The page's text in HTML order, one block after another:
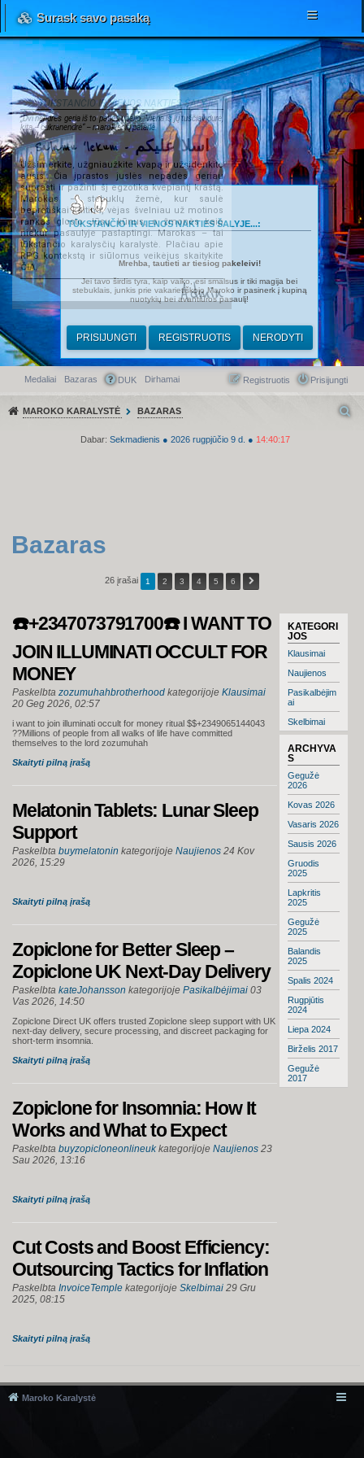
Surask savo pasaką
TŪKSTANČIO IR VIENOS NAKTIES ŠALYJE...
„Dvi nendrės geria iš to paties upelio. Viena iš jų tuščiavidurė,
kita – cukranendrė“ – marokiečių patarlė.
Salamu 'lekum - اسلا عليكم
Užsimerkite, užgniaužkite kvapą ir užsidenkite
ausis. Čia įprastos juslės nepadės geriau
suprasti ir pažinti šį egzotika kvepiantį kraštą.
Marokas – stebuklų žemė, kur saulė
beprotiškai kaitina, vėjas švelniau už motinos
rankas glosto Jūsų kūnus, o žmonės kaip
niekur pasaulyje paslaptingi. Marokas – tai
tūkstančio karalysčių karalystė. Plačiau apie
RPG kontekstą ir siūlomus veikėjus skaitykite
ČIA.
Admin
Greitasis meniu
Medaliai Bazaras DUK Dirhamai Prisijungti
Registruotis
MAROKO KARALYSTĖ BAZARAS
Dabar: Sekmadienis ● 2026 rugpjūčio 9 d. ● 14:40:17
TŪKSTANČIO IR VIENOS NAKTIES ŠALYJE...:
Mrehba, tautieti ar tiesiog pakeleivi!
Jei tavo širdis tyra, kaip vaiko, esi smalsus ir tiki magija bei
stebuklais, junkis prie vakarietiškojo Maroko ir pasinerk į kupiną
nuotykių bei avantiūros pasaulį!
PRISIJUNGTI REGISTRUOTIS NERODYTI
Bazaras
26 įrašai 1 2 3 4 5 6
KATEGORI
JOS
Klausimai
Naujienos
Pasikalbėjim
ai
Skelbimai
ARCHYVA
S
Gegužė
2026
Kovas 2026
Vasaris 2026
Sausis 2026
Gruodis
2025
Lapkritis
2025
Gegužė
2025
Balandis
2025
Spalis 2024
Rugpjūtis
2024
Liepa 2024
Birželis 2017
Gegužė
2017
☎️+2347073791700☎️ I WANT TO
JOIN ILLUMINATI OCCULT FOR
MONEY
Paskelbta zozumuhahbrotherhood kategorijoje Klausimai
20 Geg 2026, 02:57
i want to join illuminati occult for money ritual $$+2349065144043
??Millions of people from all walks of life have committed
themselves to the lord zozumuhah
Skaityti pilną įrašą
Melatonin Tablets: Lunar Sleep
Support
Paskelbta buymelatonin kategorijoje Naujienos 24 Kov
2026, 15:29
Skaityti pilną įrašą
Zopiclone for Better Sleep –
Zopiclone UK Next-Day Delivery
Paskelbta kateJohansson kategorijoje Pasikalbėjimai 03
Vas 2026, 14:50
Zopiclone Direct UK offers trusted Zopiclone sleep support with UK
next-day delivery, secure processing, and discreet packaging for
short-term insomnia.
Skaityti pilną įrašą
Zopiclone for Insomnia: How It
Works and What to Expect
Paskelbta buyzopicloneonlineukkategorijoje Naujienos 23
Sau 2026, 13:16
Skaityti pilną įrašą
Cut Costs and Boost Efficiency:
Outsourcing Tactics for Inflation
Paskelbta InvoiceTemple kategorijoje Skelbimai 29 Gru
2025, 08:15
Skaityti pilną įrašą
Maroko Karalystė